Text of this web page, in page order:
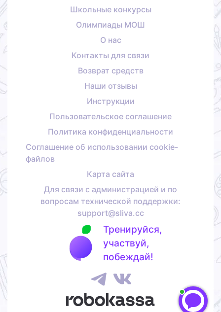
Школьные конкурсы
Олимпиады МОШ
О нас
Контакты для связи
Возврат средств
Наши отзывы
Инструкции
Пользовательское соглашение
Политика конфиденциальности
Соглашение об использовании cookie-
файлов
Карта сайта
Для связи с администрацией и по
вопросам технической поддержки:
support@sliva.cc
Тренируйся,
участвуй,
побеждай!